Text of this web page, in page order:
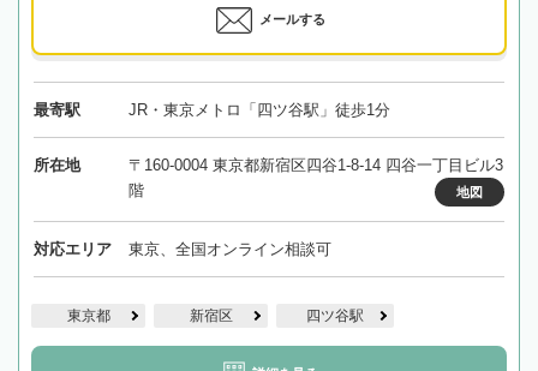
メールする
最寄駅 JR・東京メトロ「四ツ谷駅」徒歩1分
所在地
〒160-0004 東京都新宿区四谷1-8-14 四谷一丁目ビル3
階
地図
対応エリア 東京、全国オンライン相談可
東京都 新宿区 四ツ谷駅